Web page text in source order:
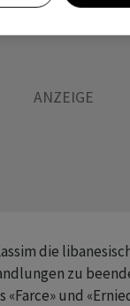
die
zu
«Farce» und